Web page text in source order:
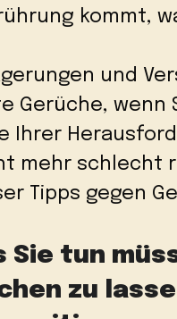
kommt,
und
Gerüche, wenn
Ihrer
mehr schlecht
Tipps gegen
Sie tun
zu